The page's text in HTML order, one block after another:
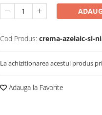
Cod Produs: crema-azelaic-si-
La achizitionarea acestui produs
Adauga la Favorite